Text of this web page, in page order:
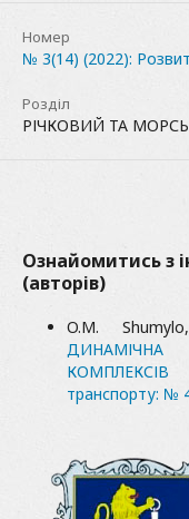
Номер
№ 3(14) (2022):
Розділ
РІЧКОВИЙ ТА
Ознайомитись з
(авторів)
O.M.
транспорту: №